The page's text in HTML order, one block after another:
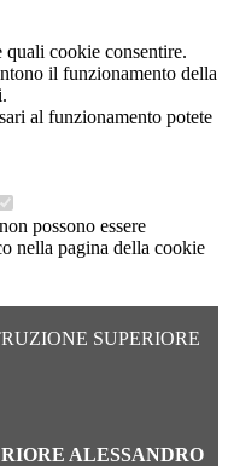
quali cookie consentire.
il funzionamento della
al funzionamento potete
possono essere
nella pagina della cookie
SUPERIORE
ALESSANDRO